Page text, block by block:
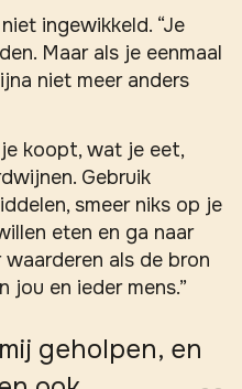
ingewikkeld. “Je
Maar als je eenmaal
niet meer anders
koopt, wat je eet,
Gebruik
smeer niks op je
eten en ga naar
als de bron
jou en ieder mens.”
geholpen, en